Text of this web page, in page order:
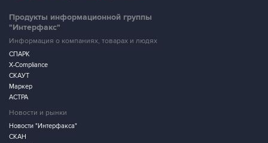
Продукты информационной группы
"Интерфакс"
Информация о компаниях, товарах и людях
СПАРК
X-Compliance
СКАУТ
Маркер
АСТРА
Новости и рынки
Новости "Интерфакса"
СКАН